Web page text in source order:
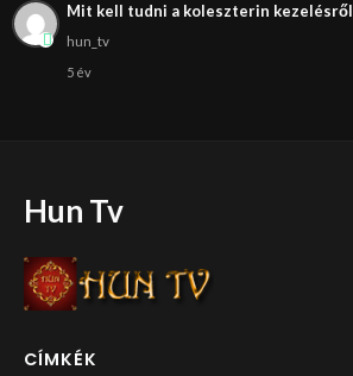
Mit kell tudni a koleszterin kezelésről
hun_tv
5 év
Hun Tv
CÍMKÉK